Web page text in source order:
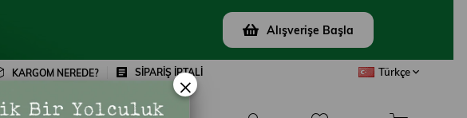
Alışverişe Başla
KARGOM NEREDE? SİPARİŞ İPTALİ Türkçe
×